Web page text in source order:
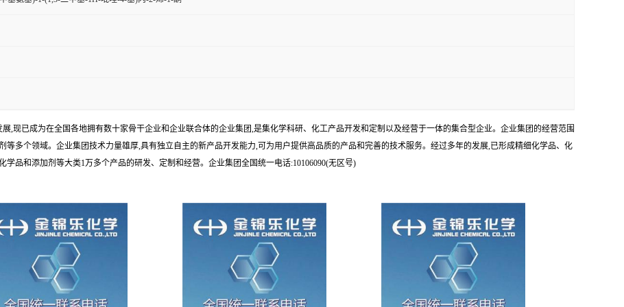
,现已成为在全国各地拥有数十家骨干企业和企业联合体的企业集团,是集化学科研、化工产品开发和定制以及经营于一体的集合型企业。企业集团的经营范围
多个领域。企业集团技术力量雄厚,具有独立自主的新产品开发能力,可为用户提供高品质的产品和完善的技术服务。经过多年的发展,已形成精细化学品、化
品和添加剂等大类1万多个产品的研发、定制和经营。企业集团全国统一电话:10106090(无区号)